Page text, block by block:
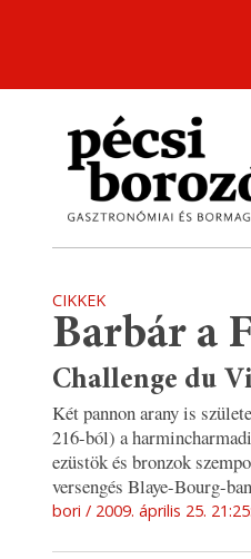
CIKKEK
Barbár a
Challenge du
Két pannon arany is
216-ból) a
ezüstök és bronzok
versengés Blaye-Bourg-
bori 2009. április 25.